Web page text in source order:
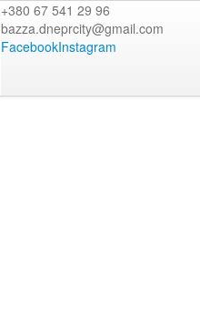
+380 67 541 29 96
bazza.dneprcity@gmail.com
FacebookInstagram